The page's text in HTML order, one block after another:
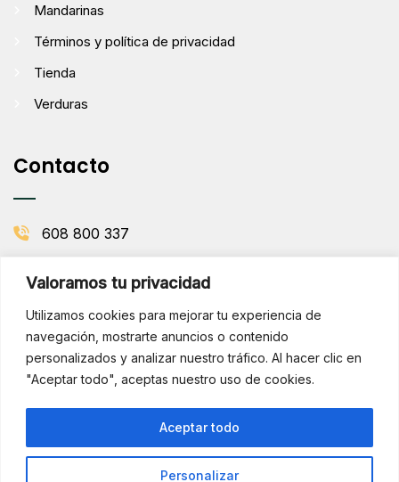
Valoramos tu privacidad
Utilizamos cookies para mejorar tu experiencia de
navegación, mostrarte anuncios o contenido
personalizados y analizar nuestro tráfico. Al hacer clic en
"Aceptar todo", aceptas nuestro uso de cookies.
Personalizar
Aceptar todo
¡Hola!
por WhatsApp
Mandarinas
Términos y política de privacidad
Tienda
Verduras
Contacto
608 800 337
Picanya, Valencia
BOLETÍN DE LA HUERTA